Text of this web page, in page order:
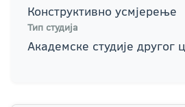
Конструктивно усмјерење
Тип студија
Академске студије другог